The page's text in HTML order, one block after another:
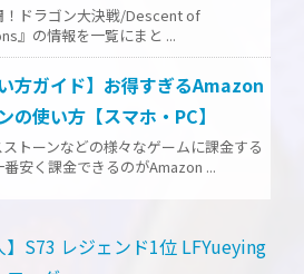
！ドラゴン大決戦/Descent of
』の情報を一覧にまと ...
い方ガイド】お得すぎるAmazon
の使い方【スマホ・PC】
ストーンなどの様々なゲームに課金する
番安く課金できるのがAmazon ...
】S73 レジェンド1位 LFYueying